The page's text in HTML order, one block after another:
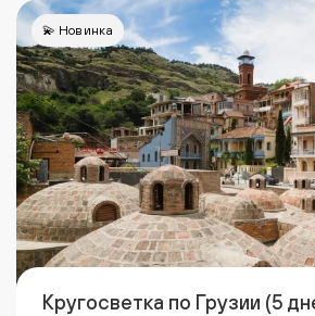
💫 Новинка
Кругосветка по Грузии (5